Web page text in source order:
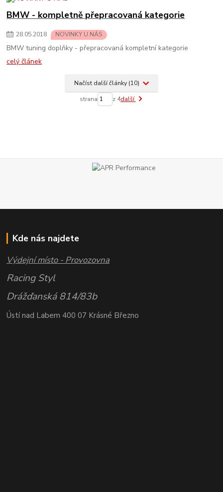
BMW - kompletně přepracovaná kategorie
28.05.2018 NOVINKY U NÁS
BMW tuning doplňky - přepracovaná kompletní kategorie
celý článek
Načíst další články (10)
strana z 4další
Kde nás najdete
Výdejní místo - Provozovna
Racing Styl
Drážďanská 814/83b
Ústí nad Labem 400 07 Krásné Březno